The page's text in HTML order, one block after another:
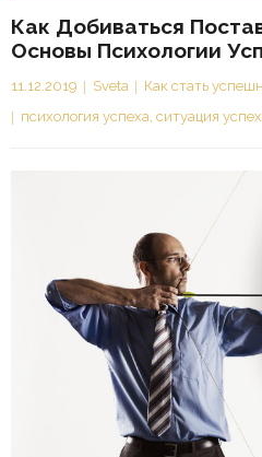
Как Добиваться
Основы Психологии
11.12.2019 Sveta
Как стать
психология успеха, ситуация